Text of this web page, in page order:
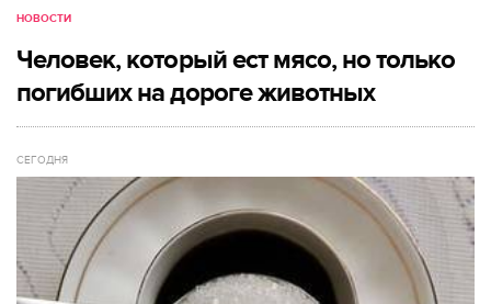
НОВОСТИ
Человек, который ест мясо, но только
погибших на дороге животных
СЕГОДНЯ